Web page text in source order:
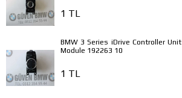
1 TL
BMW 3 Series iDrive Controller Unit
Module 192263 10
1 TL